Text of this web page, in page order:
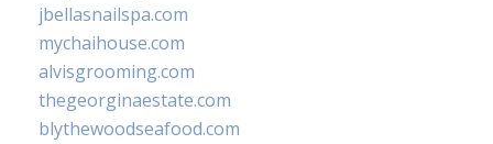
jbellasnailspa.com
mychaihouse.com
alvisgrooming.com
thegeorginaestate.com
blythewoodseafood.com